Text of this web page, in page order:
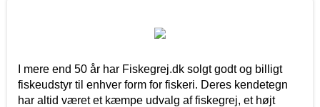
I mere end 50 år har Fiskegrej.dk solgt godt og billigt
fiskeudstyr til enhver form for fiskeri. Deres kendetegn
har altid været et kæmpe udvalg af fiskegrej, et højt